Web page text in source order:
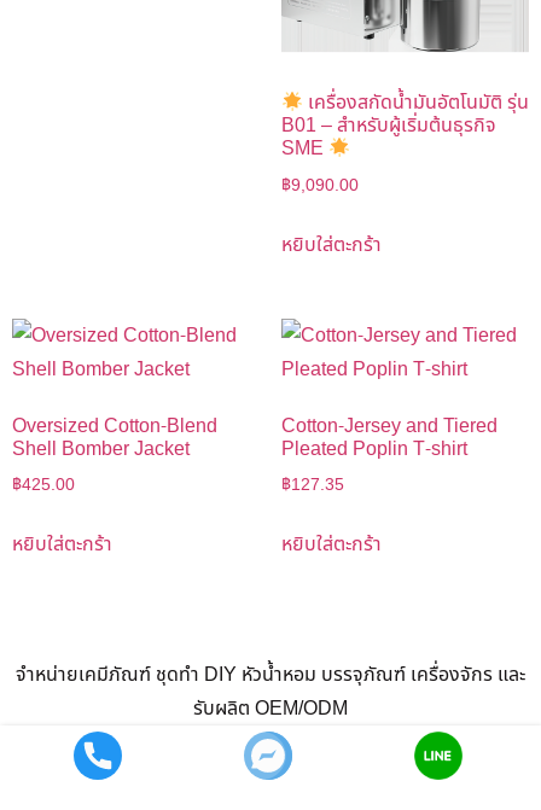
เครื่องสกัดน้ำมันอัตโนมัติ รุ่น
B01 – สำหรับผู้เริ่มต้นธุรกิจ
SME
฿9,090.00
หยิบใส่ตะกร้า
Oversized Cotton-Blend
Shell Bomber Jacket
฿425.00
หยิบใส่ตะกร้า
Cotton-Jersey and Tiered
Pleated Poplin T-shirt
฿127.35
หยิบใส่ตะกร้า
จำหน่ายเคมีภัณฑ์ ชุดทำ DIY หัวน้ำหอม บรรจุภัณฑ์ เครื่องจักร และ
รับผลิต OEM/ODM
สินค้า
แนะนำสินค้า
รับผลิต ทำแบรนด์ OEM
All rights reserved